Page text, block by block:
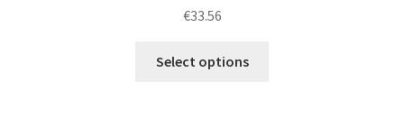
€33.56
Select options